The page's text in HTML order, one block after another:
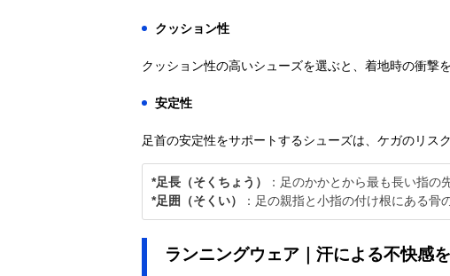
クッション性
クッション性の高いシューズを選ぶと、着地時の衝撃
安定性
足首の安定性をサポートするシューズは、ケガのリス
*足長（そくちょう）
：足のかかとから最も長い指の
*足囲（そくい）
：足の親指と小指の付け根にある骨
ランニングウェア｜汗による不快感